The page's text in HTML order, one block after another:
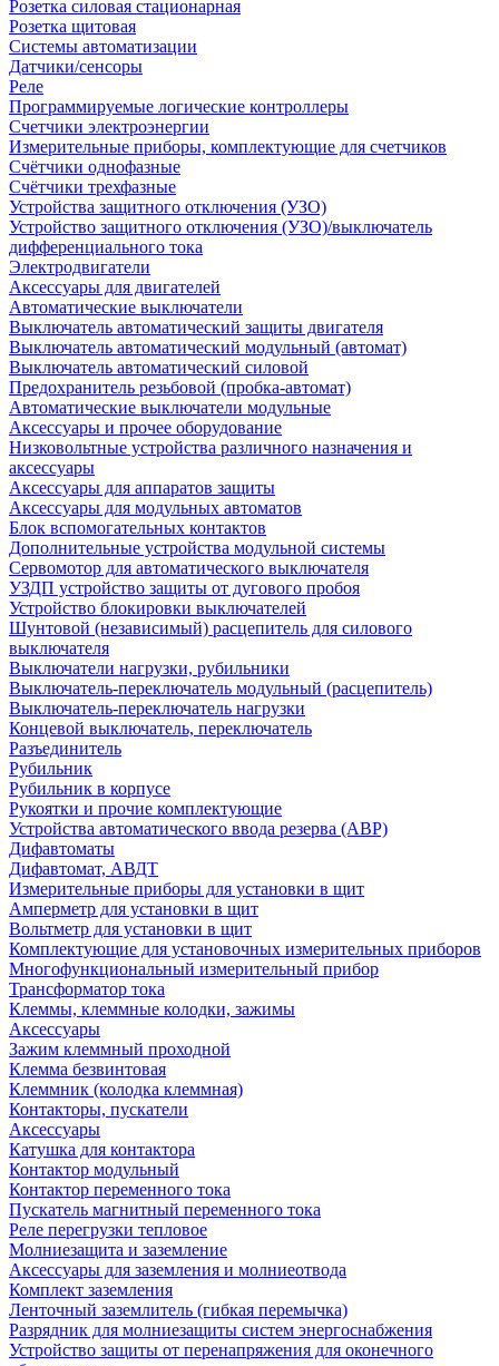
Розетка силовая стационарная
Розетка щитовая
Системы автоматизации
Датчики/сенсоры
Реле
Программируемые логические контроллеры
Счетчики электроэнергии
Измерительные приборы, комплектующие для счетчиков
Счётчики однофазные
Счётчики трехфазные
Устройства защитного отключения (УЗО)
Устройство защитного отключения (УЗО)/выключатель
дифференциального тока
Электродвигатели
Аксессуары для двигателей
Автоматические выключатели
Выключатель автоматический защиты двигателя
Выключатель автоматический модульный (автомат)
Выключатель автоматический силовой
Предохранитель резьбовой (пробка-автомат)
Автоматические выключатели модульные
Аксессуары и прочее оборудование
Низковольтные устройства различного назначения и
аксессуары
Аксессуары для аппаратов защиты
Аксессуары для модульных автоматов
Блок вспомогательных контактов
Дополнительные устройства модульной системы
Сервомотор для автоматического выключателя
УЗДП устройство защиты от дугового пробоя
Устройство блокировки выключателей
Шунтовой (независимый) расцепитель для силового
выключателя
Выключатели нагрузки, рубильники
Выключатель-переключатель модульный (расцепитель)
Выключатель-переключатель нагрузки
Концевой выключатель, переключатель
Разъединитель
Рубильник
Рубильник в корпусе
Рукоятки и прочие комплектующие
Устройства автоматического ввода резерва (АВР)
Дифавтоматы
Дифавтомат, АВДТ
Измерительные приборы для установки в щит
Амперметр для установки в щит
Вольтметр для установки в щит
Комплектующие для установочных измерительных приборов
Многофункциональный измерительный прибор
Трансформатор тока
Клеммы, клеммные колодки, зажимы
Аксессуары
Зажим клеммный проходной
Клемма безвинтовая
Клеммник (колодка клеммная)
Контакторы, пускатели
Аксессуары
Катушка для контактора
Контактор модульный
Контактор переменного тока
Пускатель магнитный переменного тока
Реле перегрузки тепловое
Молниезащита и заземление
Аксессуары для заземления и молниеотвода
Комплект заземления
Ленточный заземлитель (гибкая перемычка)
Разрядник для молниезащиты систем энергоснабжения
Устройство защиты от перенапряжения для оконечного